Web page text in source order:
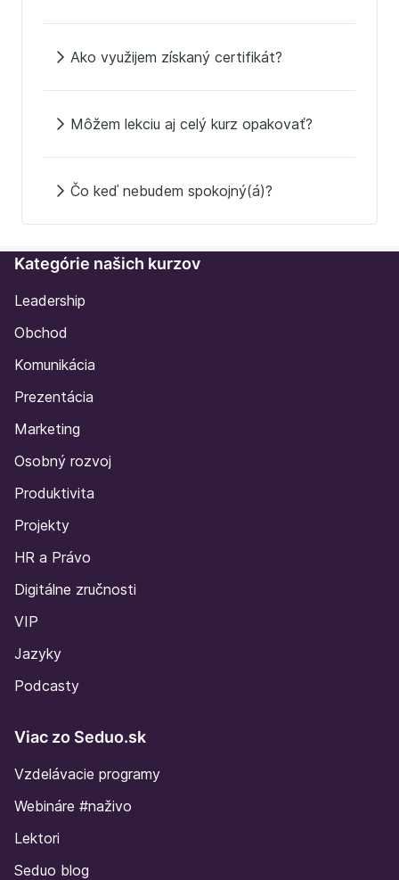
Ako využijem získaný certifikát?
Môžem lekciu aj celý kurz opakovať?
Čo keď nebudem spokojný(á)?
Kategórie našich kurzov
Leadership
Obchod
Komunikácia
Prezentácia
Marketing
Osobný rozvoj
Produktivita
Projekty
HR a Právo
Digitálne zručnosti
VIP
Jazyky
Podcasty
Viac zo Seduo.sk
Vzdelávacie programy
Webináre #naživo
Lektori
Seduo blog